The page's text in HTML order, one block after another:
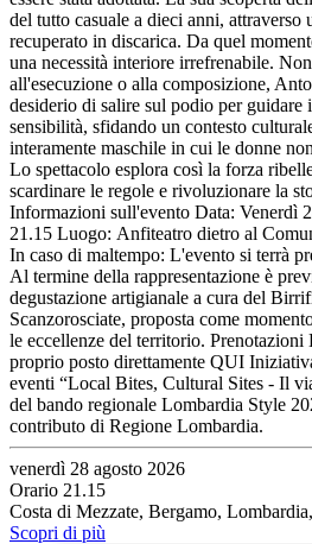
del tutto casuale a dieci anni, attraverso
recuperato in discarica. Da quel
una necessità interiore irrefrenabile.
all'esecuzione o alla composizione,
desiderio di salire sul podio per guidare
sensibilità, sfidando un contesto
interamente maschile in cui le donne
Lo spettacolo esplora così la forza
scardinare le regole e rivoluzionare la
Informazioni sull'evento Data: Venerdì
21.15 Luogo: Anfiteatro dietro al
In caso di maltempo: L'evento si terrà
Al termine della rappresentazione è
degustazione artigianale a cura del
Scanzorosciate, proposta come
le eccellenze del territorio. Prenotazioni
proprio posto direttamente QUI
eventi “Local Bites, Cultural Sites - Il
del bando regionale Lombardia Style
contributo di Regione Lombardia.
venerdì 28 agosto 2026
Orario 21.15
Costa di Mezzate, Bergamo,
Scopri di più